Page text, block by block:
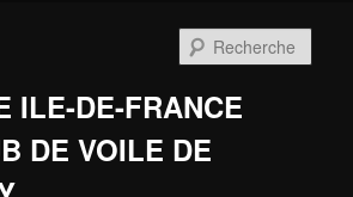
ILE-DE-FRANCE
VOILE DE